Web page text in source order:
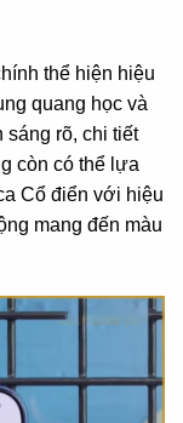
thể hiện hiệu
quang học và
sáng rõ, chi tiết
còn có thể lựa
Cổ điển với hiệu
mang đến màu